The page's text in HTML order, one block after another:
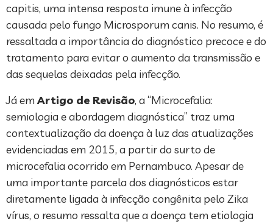
capitis, uma intensa resposta imune à infecção
causada pelo fungo Microsporum canis. No resumo, é
ressaltada a importância do diagnóstico precoce e do
tratamento para evitar o aumento da transmissão e
das sequelas deixadas pela infecção.
Já emArtigo de Revisão, a “Microcefalia:
semiologia e abordagem diagnóstica” traz uma
contextualização da doença à luz das atualizações
evidenciadas em 2015, a partir do surto de
microcefalia ocorrido em Pernambuco. Apesar de
uma importante parcela dos diagnósticos estar
diretamente ligada à infecção congênita pelo Zika
vírus, o resumo ressalta que a doença tem etiologia